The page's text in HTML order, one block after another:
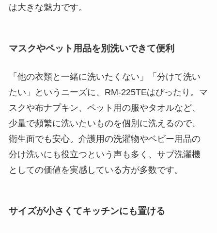
は大きな魅力です。
マスクやペット用品を別洗いできて便利
「他の衣類と一緒に洗いたくない」「分けて洗い
たい」というニーズに、RM-225TEはぴったり。マ
スクや布ナプキン、ペット用の服やタオルなど、
少量で頻繁に洗いたいものを個別に洗えるので、
衛生面でも安心。介護用の洗濯物やベビー用品の
分け洗いにも役立つという声も多く、サブ洗濯機
としての価値を実感している方が多数です。
サイズが小さくてキッチンにも置ける